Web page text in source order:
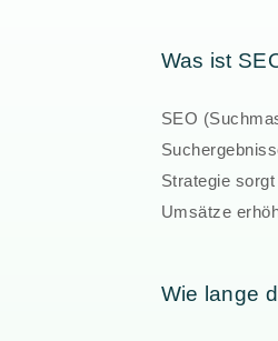
Was ist
SEO
Strategie
Umsätze
Wie lange